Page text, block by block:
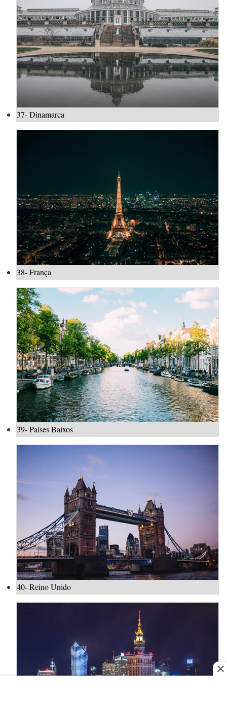
37- Dinamarca
38- França
39- Países Baixos
40- Reino Unido